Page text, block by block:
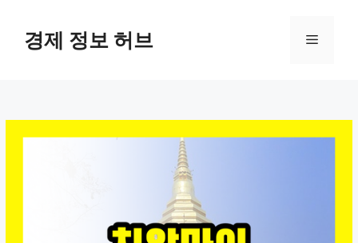
경제 정보 허브 메